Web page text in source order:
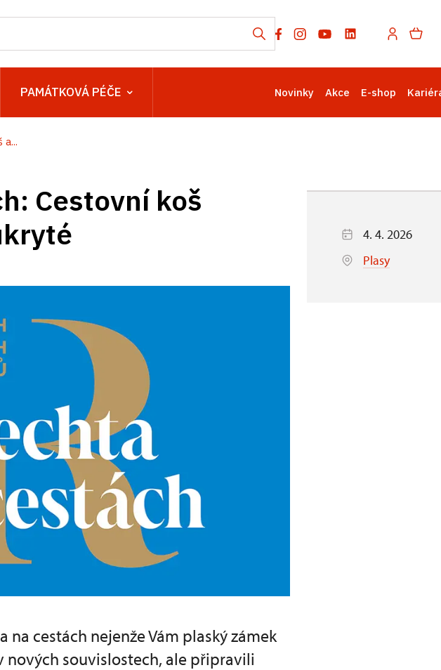
PAMÁTKOVÁ PÉČE Novinky Akce E-shop
Cestovní koš
cestách nejenže Vám plaský zámek
souvislostech, ale připravili
4. 4. 2026
Plasy